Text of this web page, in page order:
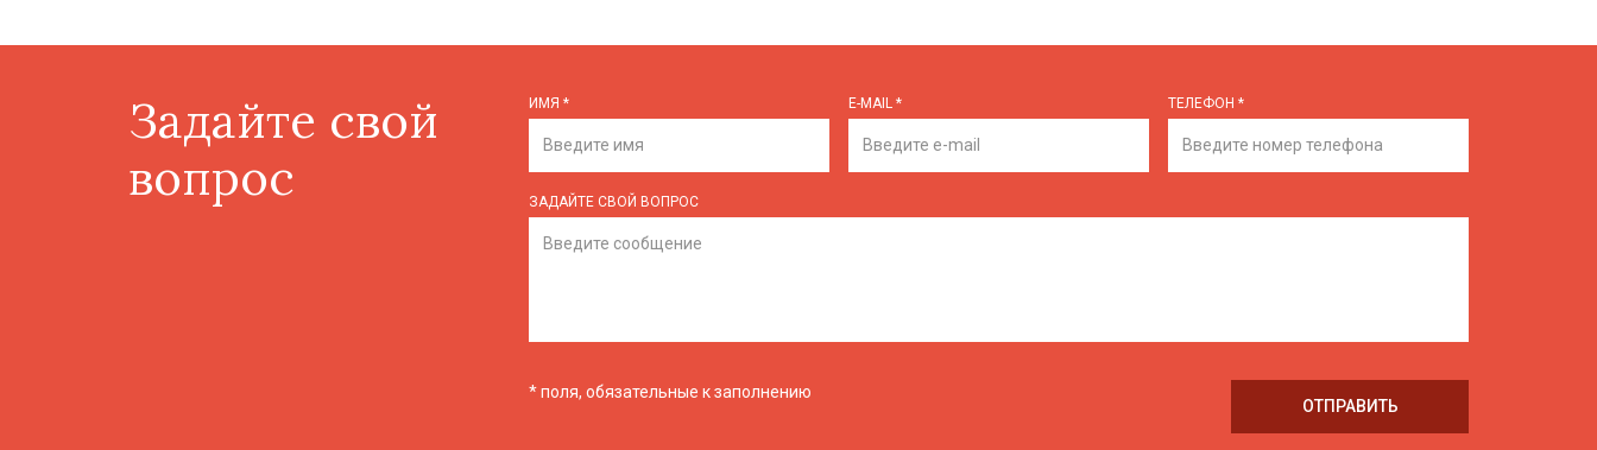
Задайте свой
вопрос
ИМЯ * E-MAIL * ТЕЛЕФОН *
ЗАДАЙТЕ СВОЙ ВОПРОС
*поля, обязательные к заполнению
ОТПРАВИТЬ